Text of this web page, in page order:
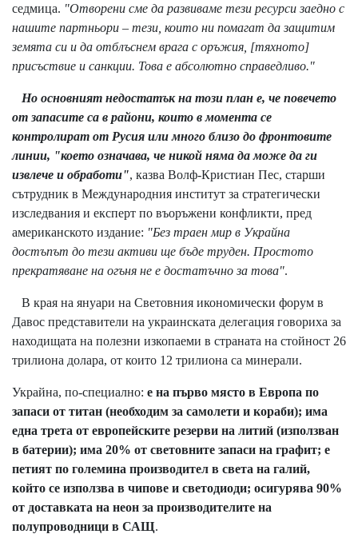
седмица. "Отворени сме да развиваме тези ресурси заедно с
нашите партньори – тези, които ни помагат да защитим
земята си и да отблъснем врага с оръжия, [тяхното]
присъствие и санкции. Това е абсолютно справедливо."
Но основният недостатък на този план е, че повечето
от запасите са в райони, които в момента се
контролират от Русия или много близо до фронтовите
линии, "което означава, че никой няма да може да ги
извлече и обработи", казва Волф-Кристиан Пес, старши
сътрудник в Международния институт за стратегически
изследвания и експерт по въоръжени конфликти, пред
американското издание: "Без траен мир в Украйна
достъпът до тези активи ще бъде труден. Простото
прекратяване на огъня не е достатъчно за това".
В края на януари на Световния икономически форум в
Давос представители на украинската делегация говориха за
находищата на полезни изкопаеми в страната на стойност 26
трилиона долара, от които 12 трилиона са минерали.
Украйна, по-специално: е на първо място в Европа по
запаси от титан (необходим за самолети и кораби); има
една трета от европейските резерви на литий (използван
в батерии); има 20% от световните запаси на графит; е
петият по големина производител в света на галий,
който се използва в чипове и светодиоди; осигурява 90%
от доставката на неон за производителите на
полупроводници в САЩ.